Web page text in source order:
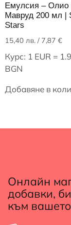
Емулсия – Олио
Мавруд 200 мл |
Stars
15,40 лв. / 7,87 €
Курс: 1 EUR =
BGN
Добавяне в
Онлайн
добавки,
към